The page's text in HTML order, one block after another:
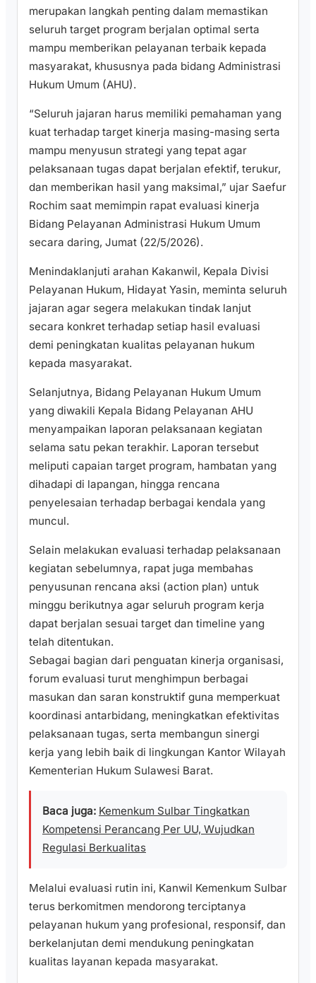
merupakan langkah penting dalam memastikan
seluruh target program berjalan optimal serta
mampu memberikan pelayanan terbaik kepada
masyarakat, khususnya pada bidang Administrasi
Hukum Umum (AHU).
“Seluruh jajaran harus memiliki pemahaman yang
kuat terhadap target kinerja masing-masing serta
mampu menyusun strategi yang tepat agar
pelaksanaan tugas dapat berjalan efektif, terukur,
dan memberikan hasil yang maksimal,” ujar Saefur
Rochim saat memimpin rapat evaluasi kinerja
Bidang Pelayanan Administrasi Hukum Umum
secara daring, Jumat (22/5/2026).
Menindaklanjuti arahan Kakanwil, Kepala Divisi
Pelayanan Hukum, Hidayat Yasin, meminta seluruh
jajaran agar segera melakukan tindak lanjut
secara konkret terhadap setiap hasil evaluasi
demi peningkatan kualitas pelayanan hukum
kepada masyarakat.
Selanjutnya, Bidang Pelayanan Hukum Umum
yang diwakili Kepala Bidang Pelayanan AHU
menyampaikan laporan pelaksanaan kegiatan
selama satu pekan terakhir. Laporan tersebut
meliputi capaian target program, hambatan yang
dihadapi di lapangan, hingga rencana
penyelesaian terhadap berbagai kendala yang
muncul.
Selain melakukan evaluasi terhadap pelaksanaan
kegiatan sebelumnya, rapat juga membahas
penyusunan rencana aksi (action plan) untuk
minggu berikutnya agar seluruh program kerja
dapat berjalan sesuai target dan timeline yang
telah ditentukan.
Sebagai bagian dari penguatan kinerja organisasi,
forum evaluasi turut menghimpun berbagai
masukan dan saran konstruktif guna memperkuat
koordinasi antarbidang, meningkatkan efektivitas
pelaksanaan tugas, serta membangun sinergi
kerja yang lebih baik di lingkungan Kantor Wilayah
Kementerian Hukum Sulawesi Barat.
Baca juga: Kemenkum Sulbar Tingkatkan
Kompetensi Perancang Per UU, Wujudkan
Regulasi Berkualitas
Melalui evaluasi rutin ini, Kanwil Kemenkum Sulbar
terus berkomitmen mendorong terciptanya
pelayanan hukum yang profesional, responsif, dan
berkelanjutan demi mendukung peningkatan
kualitas layanan kepada masyarakat.